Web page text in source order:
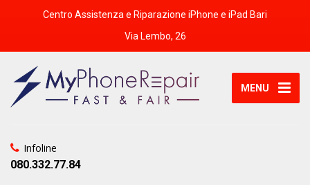
Centro Assistenza e Riparazione iPhone e iPad Bari
Via Lembo, 26
MENU
Infoline
080.332.77.84